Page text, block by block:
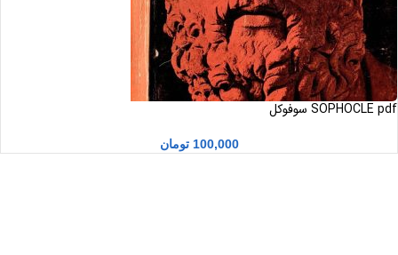
SOPHOCLE pdf سوفوکل
100,000 تومان